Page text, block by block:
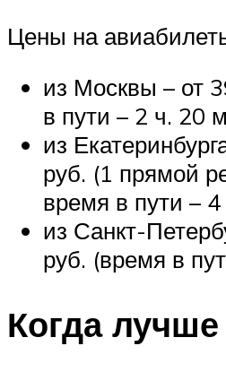
Цены на
из Москвы – от
в пути – 2 ч. 20
из
руб. (1 прямой
время в пути –
из Санкт-
руб. (время в
Когда лучше